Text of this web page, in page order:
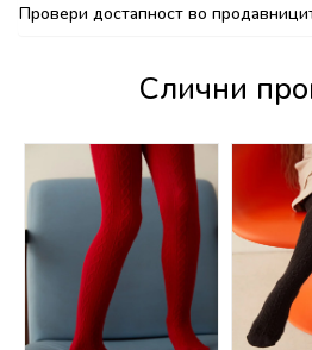
Провери достапност во
Слични